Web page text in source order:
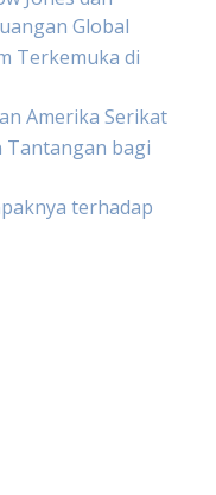
Global
Terkemuka di
Amerika Serikat
Tantangan bagi
terhadap